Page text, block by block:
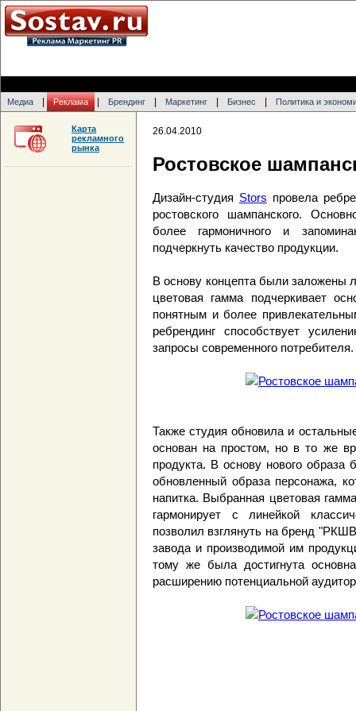
Медиа Реклама Брендинг Маркетинг Бизнес Политика и
26.04.2010
Ростовское
Дизайн-студия Stors провела
ростовского шампанского.
более гармоничного и
подчеркнуть качество продукции.
В основу концепта были заложены
цветовая гамма подчеркивает
понятным и более
ребрендинг способствует
запросы современного потребителя.
Также студия обновила и
основан на простом, но в то же
продукта. В основу нового
обновленный образа персонажа,
напитка. Выбранная цветовая
гармонирует с линейкой
позволил взглянуть на бренд
завода и производимой им
тому же была достигнута
расширению потенциальной
Карта
рекламного
рынка